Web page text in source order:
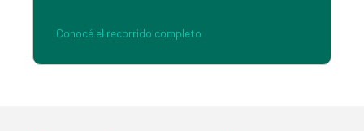
Conocé el recorrido completo